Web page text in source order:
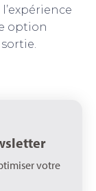
option
votre